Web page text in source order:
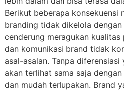
Berikut beberapa konsekuensi
branding tidak dikelola dengan
cenderung meragukan
dan komunikasi brand tidak
asal-asalan. Tanpa diferensiasi
akan terlihat sama saja
dan mudah terlupakan. Brand